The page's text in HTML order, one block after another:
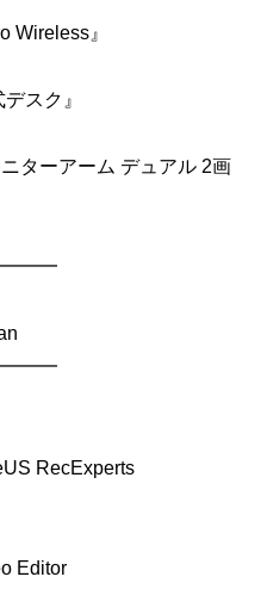
Wireless』
スク』
ターアーム デュアル 2画
RecExperts
Editor